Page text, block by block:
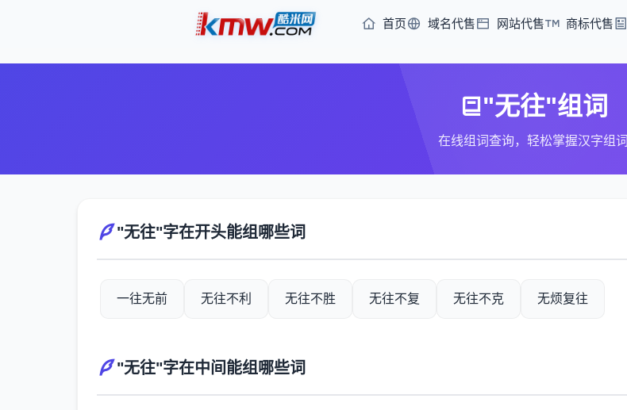
首页 域名代售 网站代售 商标代售
"无往"组词
在线组词查询，轻松掌握汉字组词
"无往"字在开头能组哪些词
一往无前 无往不利 无往不胜 无往不复 无往不克 无烦复往
"无往"字在中间能组哪些词